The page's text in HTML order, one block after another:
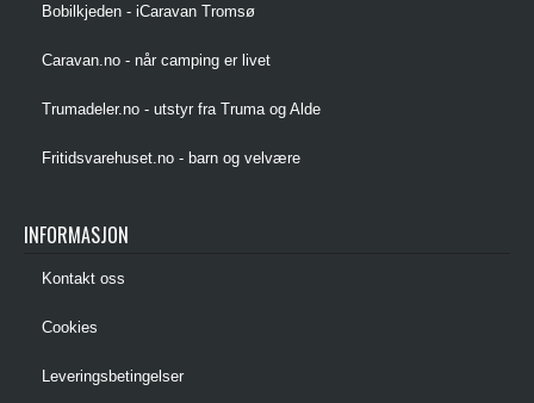
Bobilkjeden - iCaravan Tromsø
Caravan.no - når camping er livet
Trumadeler.no - utstyr fra Truma og Alde
Fritidsvarehuset.no - barn og velvære
INFORMASJON
Kontakt oss
Cookies
Leveringsbetingelser